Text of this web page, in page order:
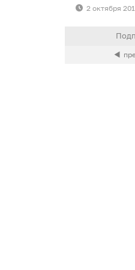
2 октября